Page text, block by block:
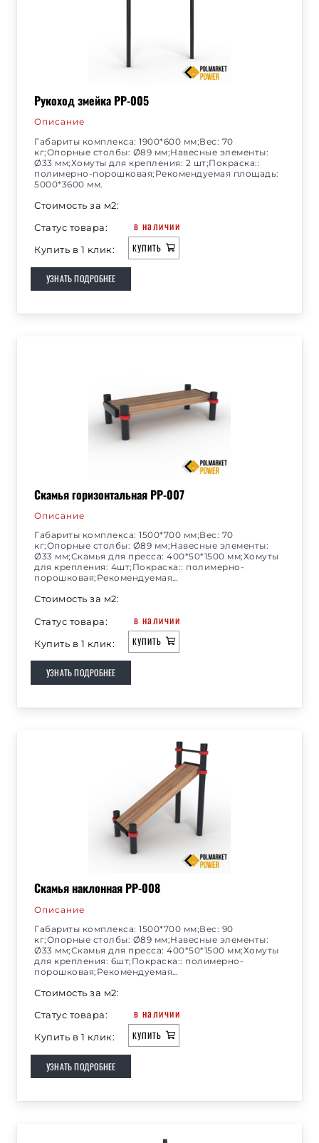
Рукоход змейка РР-005
Описание
Габариты комплекса: 1900*600 мм;Вес: 70
кг;Опорные столбы: Ø89 мм;Навесные элементы:
Ø33 мм;Хомуты для крепления: 2 шт;Покраска::
полимерно-порошковая;Рекомендуемая площадь:
5000*3600 мм.
Стоимость за м2:
Статус товара:
в наличии
Купить в 1 клик: КУПИТЬ
УЗНАТЬ ПОДРОБНЕЕ
Скамья горизонтальная РР-007
Описание
Габариты комплекса: 1500*700 мм;Вес: 70
кг;Опорные столбы: Ø89 мм;Навесные элементы:
Ø33 мм;Скамья для пресса: 400*50*1500 мм;Хомуты
для крепления: 4шт;Покраска:: полимерно-
порошковая;Рекомендуемая…
Стоимость за м2:
Статус товара:
в наличии
Купить в 1 клик: КУПИТЬ
УЗНАТЬ ПОДРОБНЕЕ
Скамья наклонная РР-008
Описание
Габариты комплекса: 1500*700 мм;Вес: 90
кг;Опорные столбы: Ø89 мм;Навесные элементы:
Ø33 мм;Скамья для пресса: 400*50*1500 мм;Хомуты
для крепления: 6шт;Покраска:: полимерно-
порошковая;Рекомендуемая…
Стоимость за м2:
Статус товара:
в наличии
Купить в 1 клик: КУПИТЬ
УЗНАТЬ ПОДРОБНЕЕ